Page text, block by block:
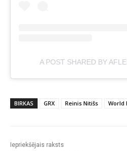
A POST SHARED BY
BIRKAS GRX Reinis Nitišs World
Iepriekšējais raksts